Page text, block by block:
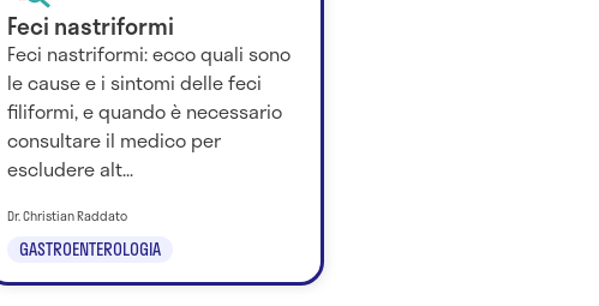
Feci nastriformi
Feci nastriformi: ecco quali sono
le cause e i sintomi delle feci
filiformi, e quando è necessario
consultare il medico per
escludere alt...
GASTROENTEROLOGIA
Dr. Christian Raddato